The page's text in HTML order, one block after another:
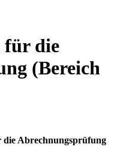
für die
(Bereich
die Abrechnungsprüfung